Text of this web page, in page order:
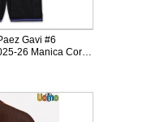
Gavi #6
26 Manica Corta